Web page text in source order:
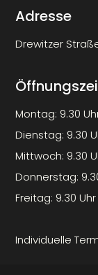
Adresse
Drewitzer
Montag: 9.30
Dienstag: 9.30
Mittwoch: 9.30
Donnerstag:
Freitag: 9.30 Uhr
Individuelle